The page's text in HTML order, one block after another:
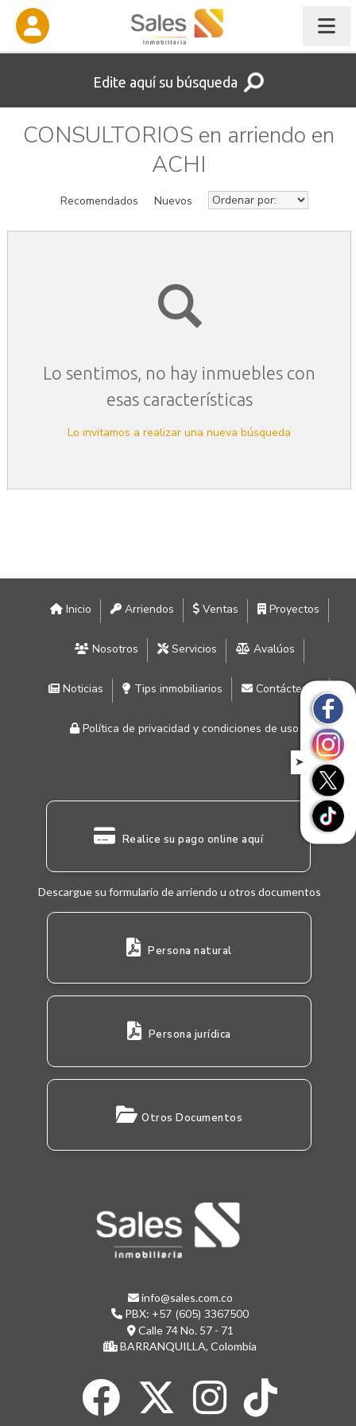
Edite aquí su búsqueda
CONSULTORIOS en arriendo en
ACHI
Recomendados Nuevos
Lo sentimos, no hay inmuebles con
esas características
Lo invitamos a realizar una nueva búsqueda
Inicio Arriendos Ventas Proyectos
Nosotros Servicios Avalúos
Noticias Tips inmobiliarios Contáctenos
Política de privacidad y condiciones de uso
Realice su pago online aquí
Descargue su formulario de arriendo u otros documentos
Persona natural
Persona jurídica
Otros Documentos
info@sales.com.co
PBX: +57 (605) 3367500
Calle 74 No. 57 - 71
BARRANQUILLA, Colombia
➤